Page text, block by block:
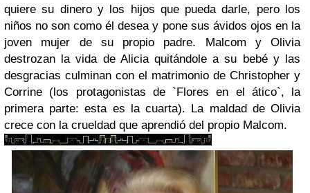
quiere su dinero y los hijos que pueda darle, pero los
niños no son como él desea y pone sus ávidos ojos en la
joven mujer de su propio padre. Malcom y Olivia
destrozan la vida de Alicia quitándole a su bebé y las
desgracias culminan con el matrimonio de Christopher y
Corrine (los protagonistas de `Flores en el ático`, la
primera parte: esta es la cuarta). La maldad de Olivia
crece con la crueldad que aprendió del propio Malcom.